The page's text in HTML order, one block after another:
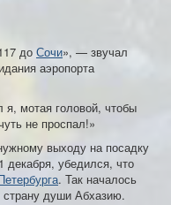
до Сочи», — звучал
аэропорта
я, мотая головой, чтобы
не проспал!»
выходу на посадку
декабря, убедился, что
. Так началось
страну души Абхазию.